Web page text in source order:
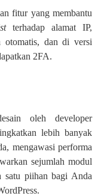
fitur yang membantu
terhadap alamat IP,
otomatis, dan di versi
2FA.
oleh developer
lebih banyak
mengawasi performa
sejumlah modul
satu piihan bagi Anda